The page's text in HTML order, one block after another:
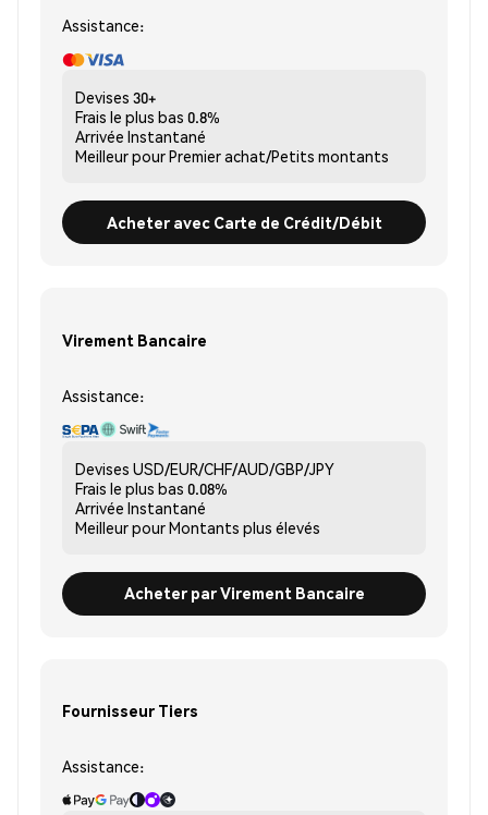
Assistance:
Devises 30+
Frais le plus bas 0.8%
Arrivée Instantané
Meilleur pourPremier achat/Petits montants
Acheter avec Carte de Crédit/Débit
Virement Bancaire
Assistance:
Devises USD/EUR/CHF/AUD/GBP/JPY
Frais le plus bas 0.08%
Arrivée Instantané
Meilleur pourMontants plus élevés
Acheter par Virement Bancaire
Fournisseur Tiers
Assistance: